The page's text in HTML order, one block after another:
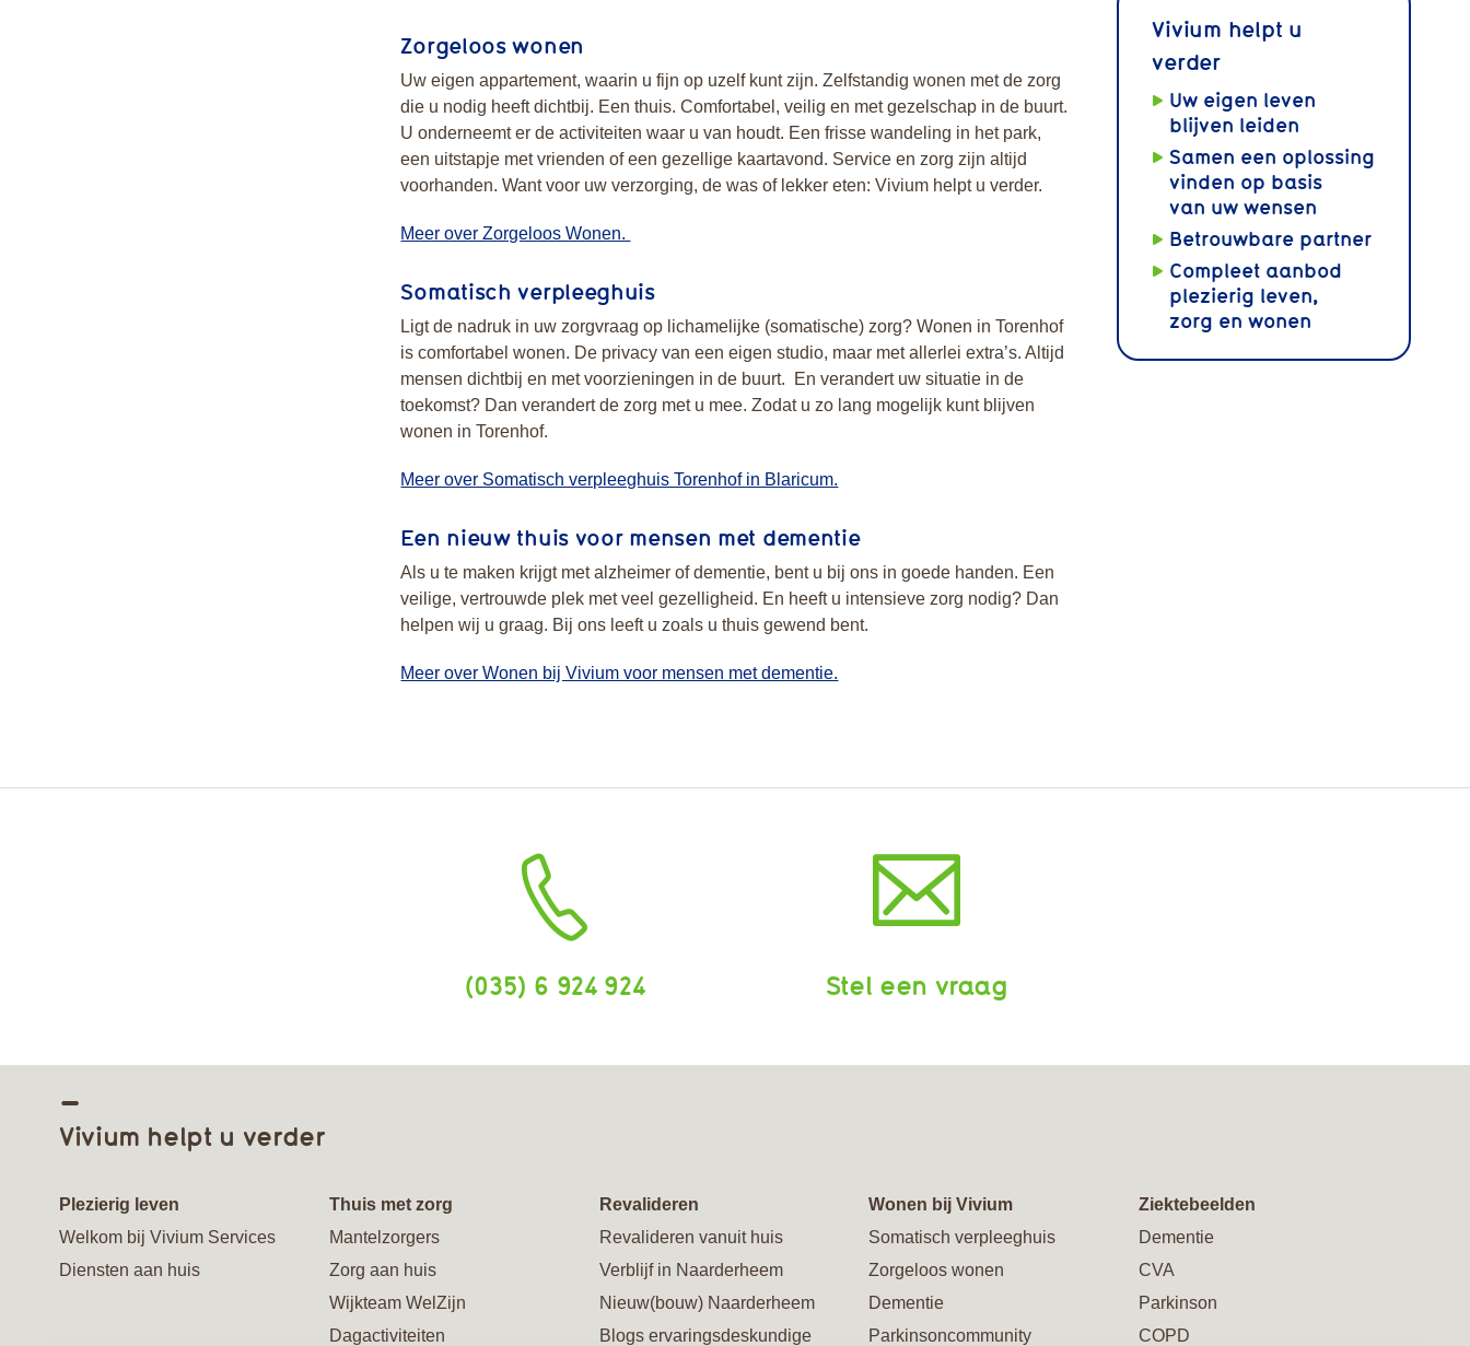
Zorgeloos wonen
Uw eigen appartement, waarin u fijn op uzelf kunt zijn. Zelfstandig wonen met de zorg
die u nodig heeft dichtbij. Een thuis. Comfortabel, veilig en met gezelschap in de buurt.
U onderneemt er de activiteiten waar u van houdt. Een frisse wandeling in het park,
een uitstapje met vrienden of een gezellige kaartavond. Service en zorg zijn altijd
voorhanden. Want voor uw verzorging, de was of lekker eten: Vivium helpt u verder.
Meer over Zorgeloos Wonen.
Somatisch verpleeghuis
Ligt de nadruk in uw zorgvraag op lichamelijke (somatische) zorg? Wonen in Torenhof
is comfortabel wonen. De privacy van een eigen studio, maar met allerlei extra’s. Altijd
mensen dichtbij en met voorzieningen in de buurt. En verandert uw situatie in de
toekomst? Dan verandert de zorg met u mee. Zodat u zo lang mogelijk kunt blijven
wonen in Torenhof.
Meer over Somatisch verpleeghuis Torenhof in Blaricum.
Een nieuw thuis voor mensen met dementie
Als u te maken krijgt met alzheimer of dementie, bent u bij ons in goede handen. Een
veilige, vertrouwde plek met veel gezelligheid. En heeft u intensieve zorg nodig? Dan
helpen wij u graag. Bij ons leeft u zoals u thuis gewend bent.
Meer over Wonen bij Vivium voor mensen met dementie.
Vivium helpt u
verder
Uw eigen leven
blijven leiden
Samen een oplossing
vinden op basis
van uw wensen
Betrouwbare partner
Compleet aanbod
plezierig leven,
zorg en wonen
(035) 6 924 924 Stel een vraag
Vivium helpt u verder
Plezierig leven
Welkom bij Vivium Services
Diensten aan huis
Thuis met zorg
Mantelzorgers
Zorg aan huis
Wijkteam WelZijn
Dagactiviteiten
Revalideren
Revalideren vanuit huis
Verblijf in Naarderheem
Nieuw(bouw) Naarderheem
Blogs ervaringsdeskundige
Wonen bij Vivium
Somatisch verpleeghuis
Zorgeloos wonen
Dementie
Parkinsoncommunity
Ziektebeelden
Dementie
CVA
Parkinson
COPD